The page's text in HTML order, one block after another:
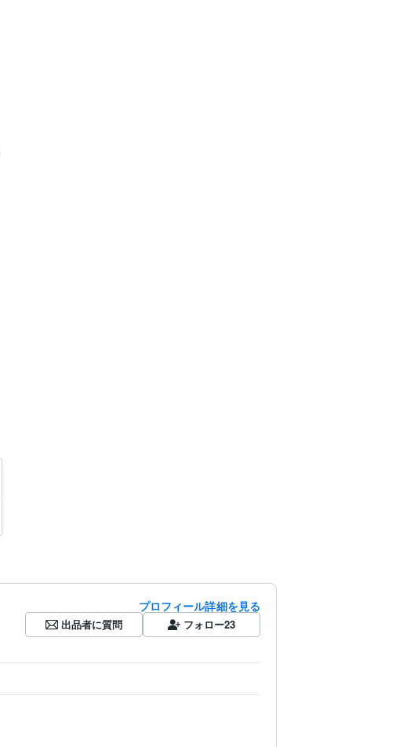
プロフィール詳細を見る
出品者に質問 フォロー23